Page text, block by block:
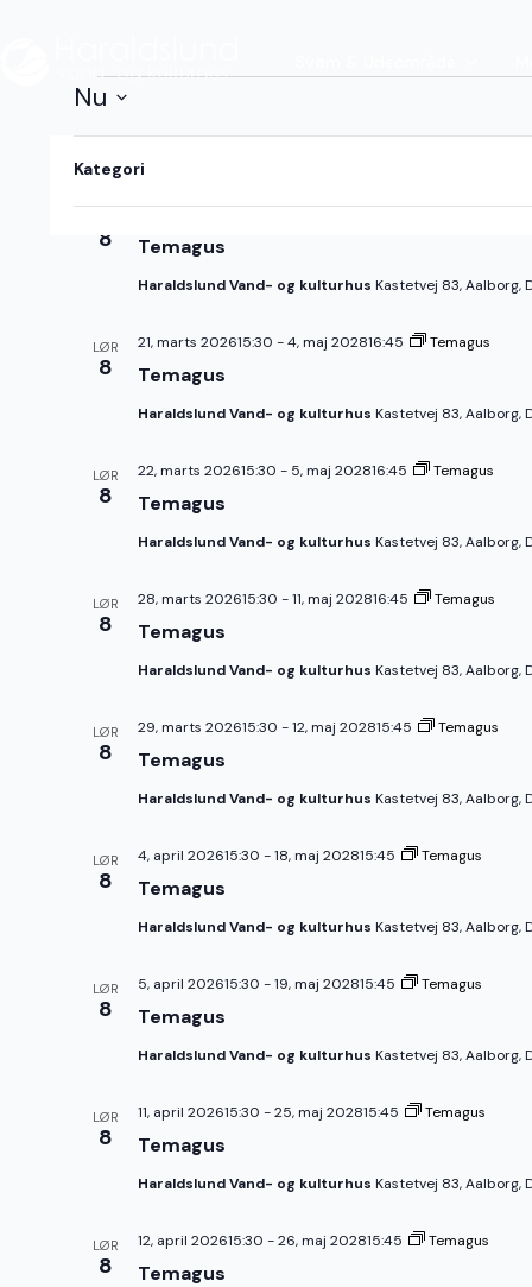
Begivenheder
Filtre
du
inputs,
opdateres
begivenheder
med
resultater.
Kategori
Nu
august 2026
8 Temagus
Haraldslund Vand- og kulturhus Kastetvej 83, Aalborg,
LØR
8 Temagus
21, marts 202615:30 -4, maj 202816:45 Temagus
Haraldslund Vand- og kulturhus Kastetvej 83, Aalborg,
LØR
8 Temagus
22, marts 202615:30 - 5, maj 202816:45 Temagus
Haraldslund Vand- og kulturhus Kastetvej 83, Aalborg,
LØR
8 Temagus
28, marts 202615:30 -11, maj 202816:45 Temagus
Haraldslund Vand- og kulturhus Kastetvej 83, Aalborg,
LØR
8 Temagus
29, marts 202615:30 -12, maj 202815:45 Temagus
Haraldslund Vand- og kulturhus Kastetvej 83, Aalborg,
LØR
8 Temagus
4, april 202615:30 -18, maj 202815:45 Temagus
Haraldslund Vand- og kulturhus Kastetvej 83, Aalborg,
LØR
8 Temagus
5, april 202615:30 -19, maj 202815:45 Temagus
Haraldslund Vand- og kulturhus Kastetvej 83, Aalborg,
LØR
8 Temagus
11, april 202615:30 -25, maj 202815:45 Temagus
Haraldslund Vand- og kulturhus Kastetvej 83, Aalborg,
LØR
8 Temagus
12, april 202615:30 -26, maj 202815:45 Temagus